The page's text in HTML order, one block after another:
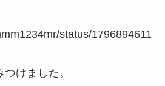
status/1796894611
けました。